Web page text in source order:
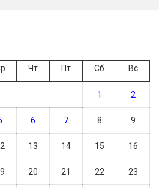
Чт Пт Сб Вс
1 2
6 7 8 9
13 14 15 16
20 21 22 23